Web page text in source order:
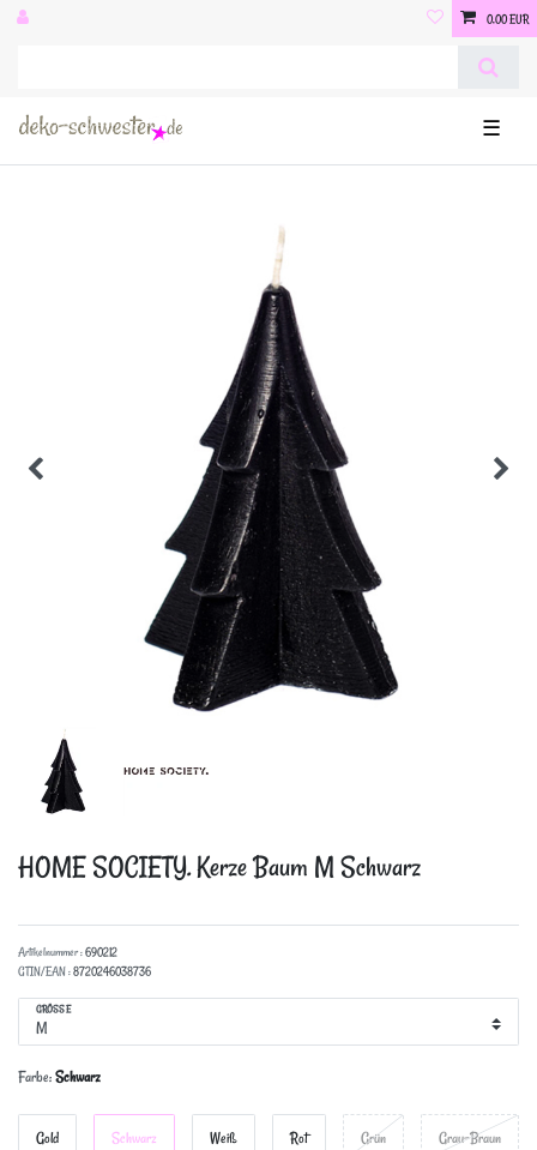
0,00 EUR
☰
HOME SOCIETY. Kerze Baum M Schwarz
Artikelnummer :690212
GTIN/EAN :8720246038736
GRÖSSE
Farbe:Schwarz
Gold Schwarz Weiß Rot Grün Grau-Braun